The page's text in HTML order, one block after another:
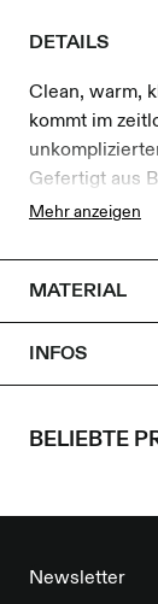
DETAILS
Clean, warm,
kommt im
Gefertigt aus
angenehme
und
Hergestellt in
Mehr anzeigen
MATERIAL
INFOS
BELIEBTE
Newsletter